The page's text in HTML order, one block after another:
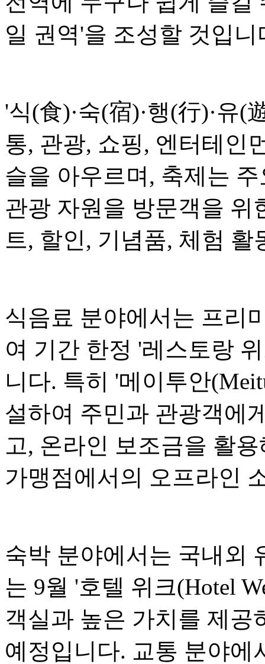
일 권역'을 조성할 것입니
'식(食)·숙(宿)·행(行)·유(
통, 관광, 쇼핑, 엔터테인
슬을 아우르며, 축제는
관광 자원을 방문객을 위
트, 할인, 기념품, 체험
식음료 분야에서는 프리
여 기간 한정 '레스토랑
니다. 특히 '메이투안
설하여 주민과 관광객에
고, 온라인 보조금을 활
가맹점에서의 오프라인
숙박 분야에서는 국내외
는 9월 '호텔 위크(Hotel
객실과 높은 가치를 제
예정입니다. 교통 분야